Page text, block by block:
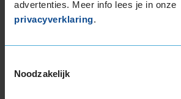
advertenties. Meer info lees je in onze
privacyverklaring.
Noodzakelijk
Type rijderNormaal
Auto PEUGEOT 308 1.2 PureTech/
Het lijkt soms net of ik op mijn